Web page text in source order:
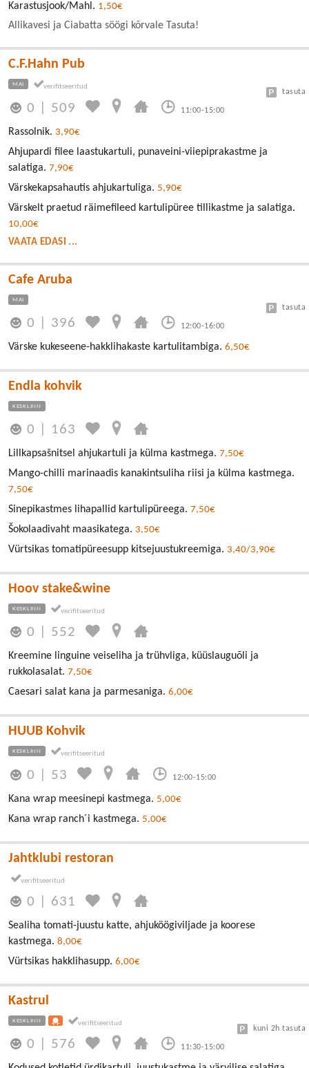
Karastusjook/Mahl. 1,50€
Allikavesi ja Ciabatta söögi kõrvale Tasuta!
C.F.Hahn Pub
MAI
0 509 11:00-15:00
tasuta
Rassolnik. 3,90€
Ahjupardi filee laastukartuli, punaveini-viiepiprakastme ja
salatiga. 7,90€
Värskekapsahautis ahjukartuliga. 5,90€
Värskelt praetud räimefileed kartulipüree tillikastme ja salatiga.
10,00€
VAATA EDASI ...
Cafe Aruba
MAI
0 396 12:00-16:00
tasuta
Värske kukeseene-hakklihakaste kartulitambiga. 6,50€
Endla kohvik
KESKLINN
0 163
Lillkapsašnitsel ahjukartuli ja külma kastmega. 7,50€
Mango-chilli marinaadis kanakintsuliha riisi ja külma kastmega.
7,50€
Sinepikastmes lihapallid kartulipüreega. 7,50€
Šokolaadivaht maasikatega. 3,50€
Vürtsikas tomatipüreesupp kitsejuustukreemiga. 3,40/3,90€
Hoov stake&wine
KESKLINN
0 552
Kreemine linguine veiseliha ja trühvliga, küüslauguõli ja
rukkolasalat. 7,50€
Caesari salat kana ja parmesaniga. 6,00€
HUUB Kohvik
KESKLINN
0 53 12:00-15:00
Kana wrap meesinepi kastmega. 5,00€
Kana wrap ranch´i kastmega. 5,00€
Jahtklubi restoran
0 631
Sealiha tomati-juustu katte, ahjuköögiviljade ja koorese
kastmega. 8,00€
Vürtsikas hakklihasupp. 6,00€
Kastrul
KESKLINN
0 576 11:30-15:00
kuni 2h tasuta